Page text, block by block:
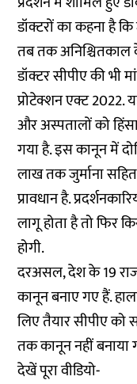
डॉक्टरों का कहना है
तब तक अनिश्चितकाल
डॉक्टर सीपीए की भी
प्रोटेक्शन एक्ट 2022.
और अस्पतालों को
गया है. इस कानून में
लाख तक जुर्माना
प्रावधान है.
लागू होता है तो फिर
होगी.
दरअसल, देश के 19
कानून बनाए गए हैं.
लिए तैयार सीपीए
तक कानून नहीं बनाया
देखें पूरा वीडियो-